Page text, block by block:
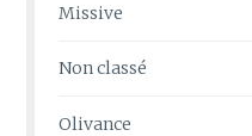
Missive
Non classé
Olivance